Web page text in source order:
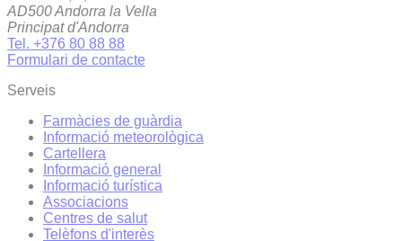
AD500 Andorra la Vella
Principat d'Andorra
Tel. +376 80 88 88
Formulari de contacte
Serveis
Farmàcies de guàrdia
Informació meteorològica
Cartellera
Informació general
Informació turística
Associacions
Centres de salut
Telèfons d'interès